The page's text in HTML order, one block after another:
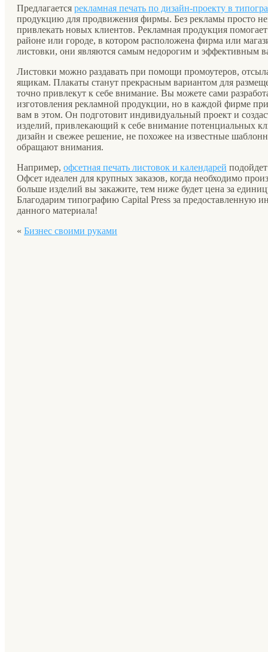
Предлагается рекламная печать по дизайн-проекту в
продукцию для продвижения фирмы. Без рекламы просто
привлекать новых клиентов. Рекламная продукция
районе или городе, в котором расположена фирма или
листовки, они являются самым недорогим и эффективным
Листовки можно раздавать при помощи промоутеров,
ящикам. Плакаты станут прекрасным вариантом для
точно привлекут к себе внимание. Вы можете сами
изготовления рекламной продукции, но в каждой фирме
вам в этом. Он подготовит индивидуальный проект и
изделий, привлекающий к себе внимание потенциальных
дизайн и свежее решение, не похожее на известные
обращают внимания.
Например, офсетная печать листовок и календарей
Офсет идеален для крупных заказов, когда необходимо
больше изделий вы закажите, тем ниже будет цена за
Благодарим типографию Capital Press за предоставленную
данного материала!
« Бизнес своими руками